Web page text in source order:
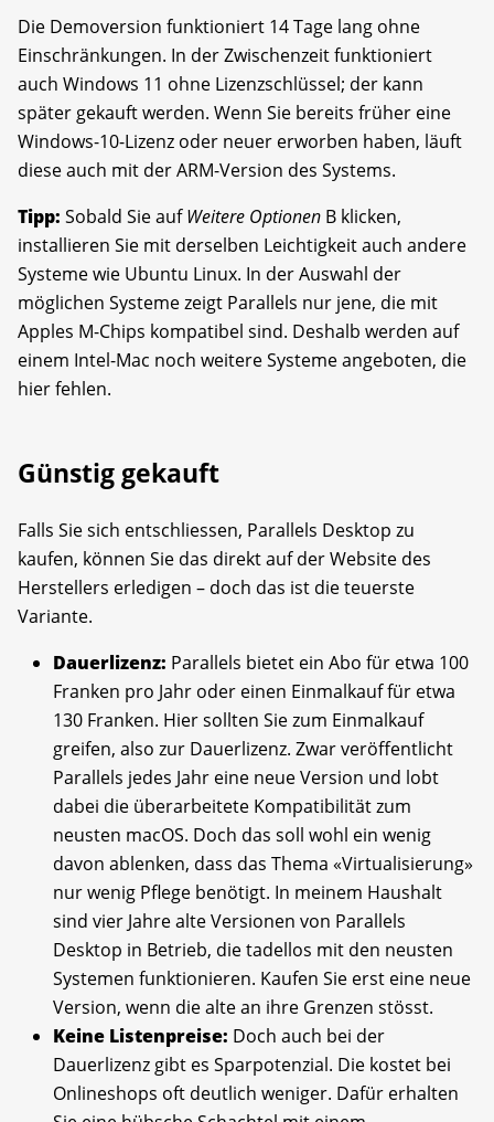
Die Demoversion funktioniert 14 Tage lang ohne
Einschränkungen. In der Zwischenzeit funktioniert
auch Windows 11 ohne Lizenzschlüssel; der kann
später gekauft werden. Wenn Sie bereits früher eine
Windows-10-­Lizenz oder neuer erworben haben, läuft
diese auch mit der ARM-Version des Systems.
Tipp: Sobald Sie aufWeitere Optionen B klicken,
installieren Sie mit derselben Leichtigkeit auch andere
Systeme wie Ubuntu Linux. In der Auswahl der
möglichen Systeme zeigt Parallels nur jene, die mit
Apples M-Chips kompatibel sind. Deshalb werden auf
einem Intel-Mac noch weitere Systeme angeboten, die
hier fehlen.
Günstig gekauft
Falls Sie sich entschliessen, Parallels Desktop zu
kaufen, können Sie das direkt auf der Website des
Herstellers erledigen – doch das ist die teuerste
Variante.
Dauerlizenz: Parallels bietet ein Abo für etwa 100
Franken pro Jahr oder einen Einmalkauf für etwa
130 Franken. Hier sollten Sie zum Einmalkauf
greifen, also zur Dauerlizenz. Zwar veröffentlicht
Parallels jedes Jahr eine neue Version und lobt
dabei die überarbeitete Kompatibilität zum
neusten macOS. Doch das soll wohl ein wenig
davon ablenken, dass das Thema «Virtualisierung»
nur wenig Pflege benötigt. In meinem Haushalt
sind vier Jahre alte Versionen von Parallels
Desktop in Betrieb, die tadellos mit den neusten
Systemen funktionieren. Kaufen Sie erst eine neue
Version, wenn die alte an ihre Grenzen stösst.
Keine Listenpreise: Doch auch bei der
Dauerlizenz gibt es Sparpotenzial. Die kostet bei
Onlineshops oft deutlich weniger. Dafür erhalten